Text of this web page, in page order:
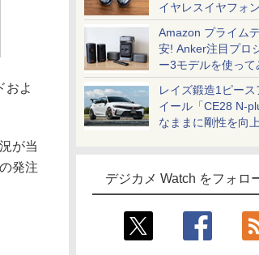
イヤレスイヤフォ
一気に聴く
Amazon プライム
安! Anker注目プロ
ー3モデルを使って
レイズ鍛造1ピース
イール「CE28 N-
なままに剛性を向上
デジカメ Watch をフォロ
およ
が当
発注